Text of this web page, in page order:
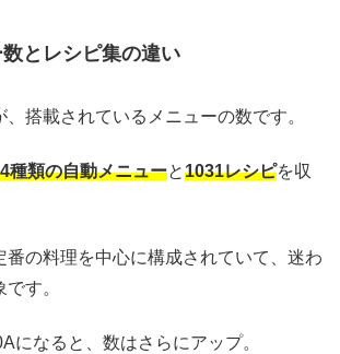
とレシピ集の違い
、搭載されているメニューの数です。
種類の自動メニューと1031レシピを収
番の料理を中心に構成されていて、迷わ
す。
になると、数はさらにアップ。